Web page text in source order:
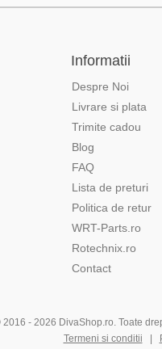
Informatii
Despre Noi
Livrare si plata
Trimite cadou
Blog
FAQ
Lista de preturi
Politica de retur
WRT-Parts.ro
Rotechnix.ro
Contact
- 2026 DivaShop.ro. Toate
Termeni si conditii